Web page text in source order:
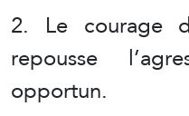
2. Le courage
repousse
opportun.